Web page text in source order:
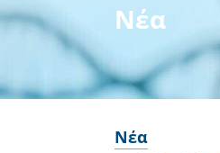
Νέα
Νέα